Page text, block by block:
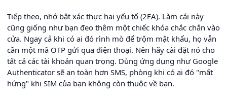
Tiếp theo, nhớ bật xác thực hai yếu tố (2FA). Làm cái này
cũng giống như bạn đeo thêm một chiếc khóa chắc chắn vào
cửa. Ngay cả khi có ai đó rình mò để trộm mật khẩu, họ vẫn
cần một mã OTP gửi qua điện thoại. Nên hãy cài đặt nó cho
tất cả các tài khoản quan trọng. Dùng ứng dụng như Google
Authenticator sẽ an toàn hơn SMS, phòng khi có ai đó "mất
hứng" khi SIM của bạn không còn thuộc về bạn.